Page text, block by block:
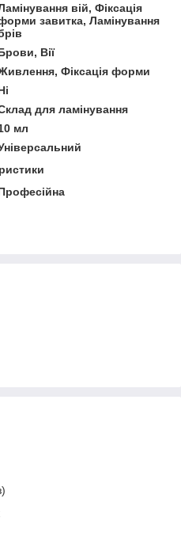
вій, Фіксація
завитка, Ламінування
Вії
Фіксація форми
для ламінування
мл